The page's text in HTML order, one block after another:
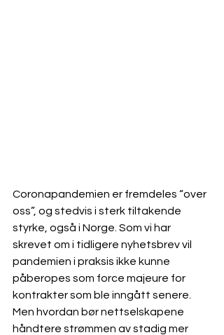
Coronapandemien er fremdeles “over
oss”, og stedvis i sterk tiltakende
styrke, også i Norge. Som vi har
skrevet om i tidligere nyhetsbrev vil
pandemien i praksis ikke kunne
påberopes som force majeure for
kontrakter som ble inngått senere.
Men hvordan bør nettselskapene
håndtere strømmen av stadig mer